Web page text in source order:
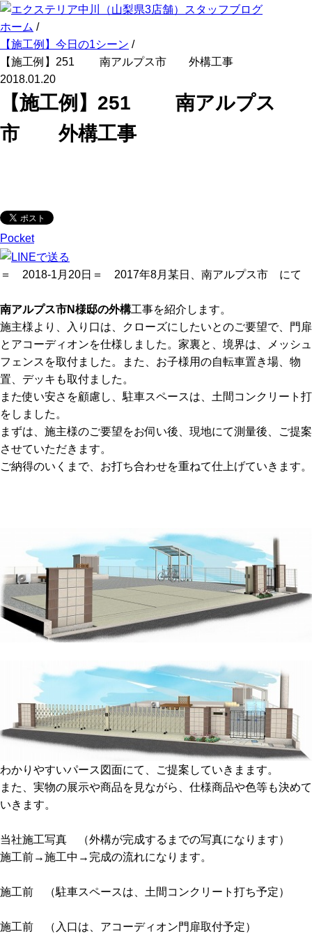
ホーム /
【施工例】今日の1シーン /
【施工例】251 南アルプス市 外構工事
2018.01.20
【施工例】251 南アルプス
市 外構工事
Pocket
＝ 2018-1月20日＝ 2017年8月某日、南アルプス市 にて
南アルプス市N様邸の外構工事を紹介します。
施主様より、入り口は、クローズにしたいとのご要望で、門扉
とアコーディオンを仕様しました。家裏と、境界は、メッシュ
フェンスを取付ました。また、お子様用の自転車置き場、物
置、デッキも取付ました。
また使い安さを顧慮し、駐車スペースは、土間コンクリート打
をしました。
まずは、施主様のご要望をお伺い後、現地にて測量後、ご提案
させていただきます。
ご納得のいくまで、お打ち合わせを重ねて仕上げていきます。
わかりやすいパース図面にて、ご提案していきまます。
また、実物の展示や商品を見ながら、仕様商品や色等も決めて
いきます。
当社施工写真 （外構が完成するまでの写真になります）
施工前→施工中→完成の流れになります。
施工前 （駐車スペースは、土間コンクリート打ち予定）
施工前 （入口は、アコーディオン門扉取付予定）